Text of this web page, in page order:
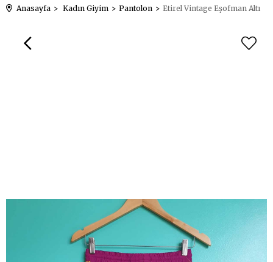
Anasayfa Kadın Giyim Pantolon Etirel Vintage Eşofman Altı